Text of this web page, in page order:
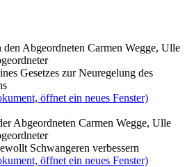
den Abgeordneten Carmen Wegge, Ulle
Gesetzes zur Neuregelung des
öffnet ein neues Fenster)
Abgeordneten Carmen Wegge, Ulle
Schwangeren verbessern
öffnet ein neues Fenster)